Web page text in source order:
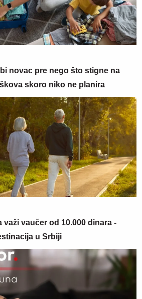
novac pre nego što stigne na
skoro niko ne planira
važi vaučer od 10.000 dinara -
u Srbiji